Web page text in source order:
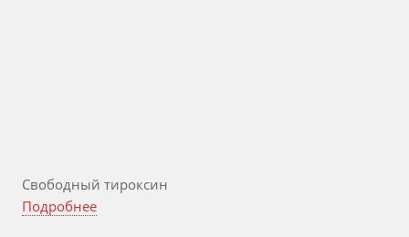
Свободный тироксин
Подробнее